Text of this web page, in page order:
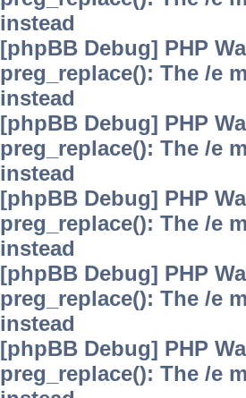
instead
[phpBB Debug] PHP
preg_replace(): The /e
instead
[phpBB Debug] PHP
preg_replace(): The /e
instead
[phpBB Debug] PHP
preg_replace(): The /e
instead
[phpBB Debug] PHP
preg_replace(): The /e
instead
[phpBB Debug] PHP
preg_replace(): The /e